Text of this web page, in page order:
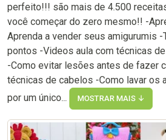
perfeito!!! são mais de 4.500
você começar do zero mesmo!! -
Aprenda a vender seus amigurumis
pontos -Videos aula com técnicas
-Como evitar lesões antes de fazer
técnicas de cabelos -Como lavar os
por um único...
MOSTRAR MAIS ↓